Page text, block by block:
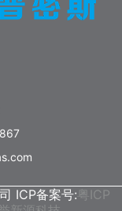
ICP备案号: 粤ICP